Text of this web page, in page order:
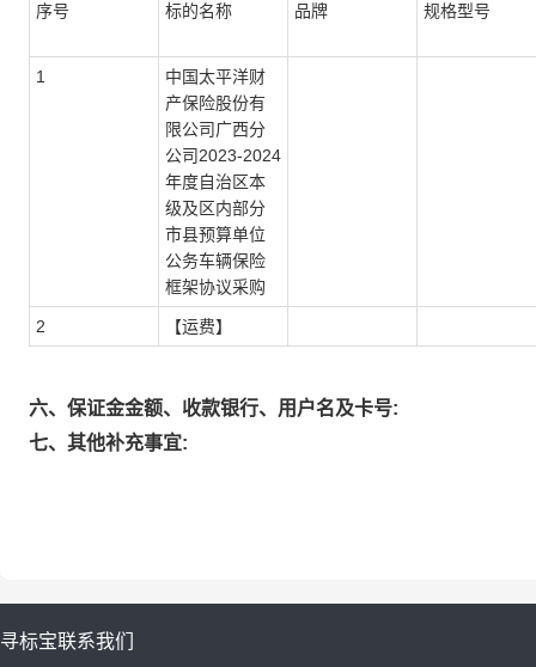
序号 标的名称 品牌 规格型号
1
中国太平洋财
产保险股份有
限公司广西分
公司2023-2024
年度自治区本
级及区内部分
市县预算单位
公务车辆保险
框架协议采购
2 【运费】
六、保证金金额、收款银行、用户名及卡号:
七、其他补充事宜:
寻标宝联系我们